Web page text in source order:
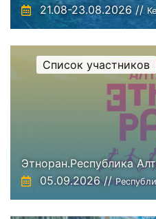
21.08-23.08.2026 //
Этноран.Республика
05.09.2026 //
Список участников